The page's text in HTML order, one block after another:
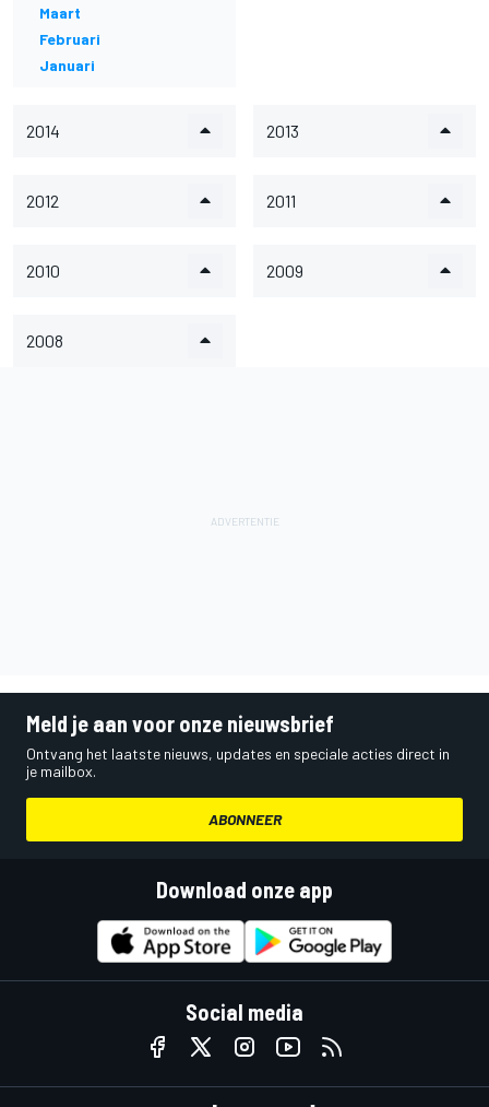
Maart
Februari
Januari
2014 2013
2012 2011
2010 2009
2008
Meld je aan voor onze nieuwsbrief
Ontvang het laatste nieuws, updates en speciale acties direct in
je mailbox.
ABONNEER
Download onze app
Social media